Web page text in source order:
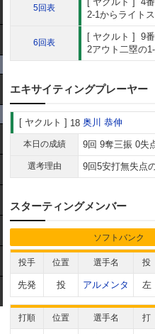
5回表
2-1からライト
6回表
ヤクルト 9番
2アウト二塁の
エキサイティングプレーヤー
ヤクルト 18 奥川 恭伸
本日の成績 9回 9奪三振 0失
選考理由 9回5安打無失点
スターティングメンバー
ソフトバンク
投手 位置 選手名 投
先発 投 アルメンタ 左
打順 位置 選手名 打